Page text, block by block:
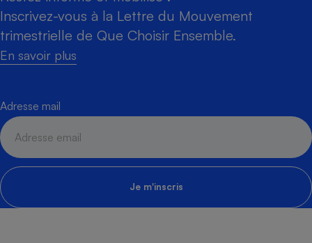
Inscrivez-vous à la Lettre du Mouvement
trimestrielle de Que Choisir Ensemble.
En savoir plus
Adresse mail
Je m'inscris